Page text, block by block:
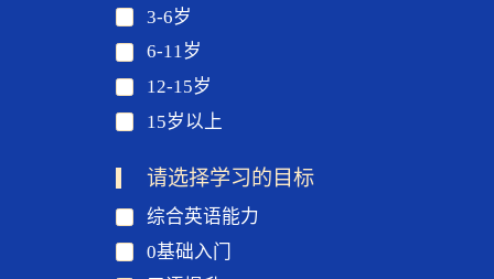
3-6岁
6-11岁
12-15岁
15岁以上
请选择学习的目标
综合英语能力
0基础入门